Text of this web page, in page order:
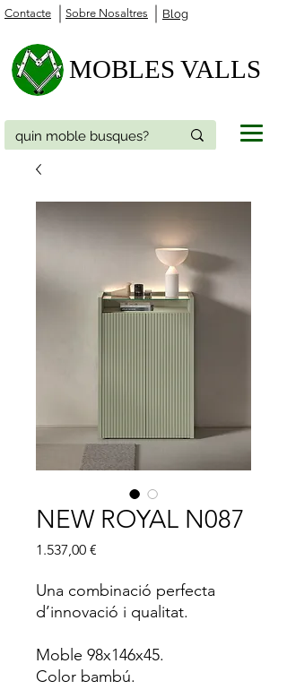
Contacte Blog
Sobre Nosaltres
MOBLES VALLS
NEW ROYAL N087
1.537,00 €
Una combinació perfecta
d’innovació i qualitat.
Moble 98x146x45.
Color bambú.